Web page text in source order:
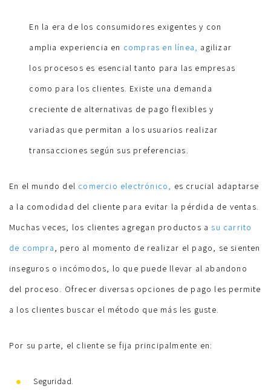
En la era de los consumidores exigentes y con
amplia experiencia en compras en línea,
agilizar
los procesos es esencial tanto para las empresas
como para los clientes. Existe una demanda
creciente de alternativas de pago flexibles y
variadas que permitan a los usuarios realizar
transacciones según sus preferencias.
En el mundo del comercio electrónico,
es crucial adaptarse
a la comodidad del cliente para evitar la pérdida de ventas.
Muchas veces, los clientes agregan productos a su carrito
de compra , pero al momento de realizar el pago, se sienten
inseguros o incómodos, lo que puede llevar al abandono
del proceso. Ofrecer diversas opciones de pago les permite
a los clientes buscar el método que más les guste.
Por su parte, el cliente se fija principalmente en:
Seguridad.